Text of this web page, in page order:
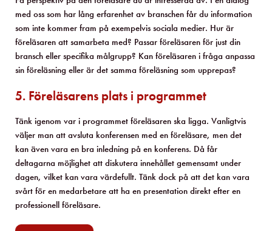
med oss som har lång erfarenhet av branschen får du information
som inte kommer fram på exempelvis sociala medier. Hur är
föreläsaren att samarbeta med? Passar föreläsaren för just din
bransch eller specifika målgrupp? Kan föreläsaren i fråga anpassa
sin föreläsning eller är det samma föreläsning som upprepas?
5. Föreläsarens plats i programmet
Tänk igenom var i programmet föreläsaren ska ligga. Vanligtvis
väljer man att avsluta konferensen med en föreläsare, men det
kan även vara en bra inledning på en konferens. Då får
deltagarna möjlighet att diskutera innehållet gemensamt under
dagen, vilket kan vara värdefullt. Tänk dock på att det kan vara
svårt för en medarbetare att ha en presentation direkt efter en
professionell föreläsare.